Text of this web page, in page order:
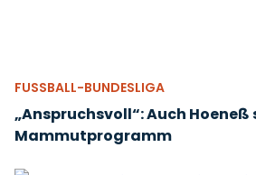
FUSSBALL-BUNDESLIGA
„Anspruchsvoll“: Auch
Mammutprogramm